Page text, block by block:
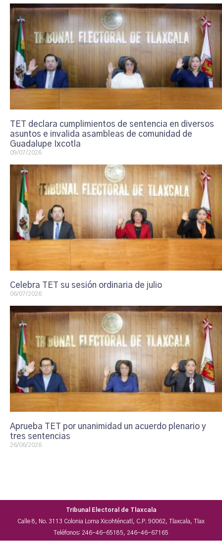
TET declara cumplimientos de sentencia en diversos
asuntos e invalida asambleas de comunidad de
Guadalupe Ixcotla
09/07/2026
Celebra TET su sesión ordinaria de julio
06/07/2026
Aprueba TET por unanimidad un acuerdo plenario y
tres sentencias
26/06/2026
Tribunal Electoral de Tlaxcala
Calle 8, No. 3113 Colonia Loma Xicohténcatl, C.P. 90062, Tlaxcala, Tlax
Teléfonos: 246-46-65185, 246-46-67165